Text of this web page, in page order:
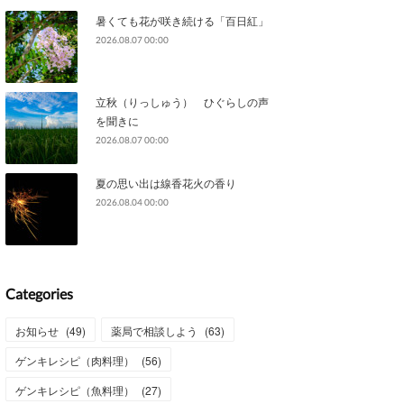
暑くても花が咲き続ける「百日紅」
2026.08.07 00:00
立秋（りっしゅう） ひぐらしの声
を聞きに
2026.08.07 00:00
夏の思い出は線香花火の香り
2026.08.04 00:00
Categories
お知らせ (49) 薬局で相談しよう (63)
ゲンキレシピ（肉料理）
(56)
ゲンキレシピ（魚料理）
(27)